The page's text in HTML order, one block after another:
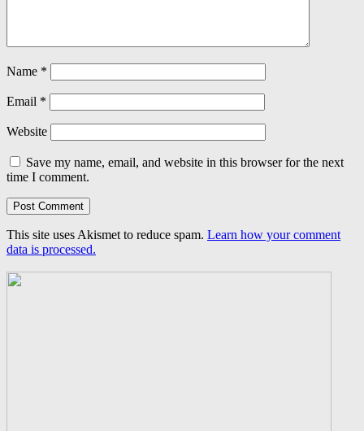
Name *
Email *
Website
Save my name, email, and website in this browser for the next
time I comment.
This site uses Akismet to reduce spam. Learn how your comment
data is processed.